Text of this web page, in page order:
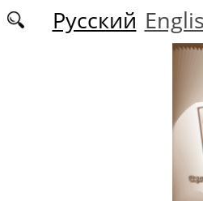
Русский